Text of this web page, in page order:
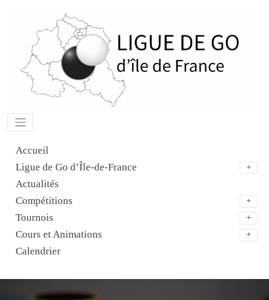
Accueil
Ligue de Go d’Île-de-France
Actualités
Compétitions
Tournois
Cours et Animations
Calendrier